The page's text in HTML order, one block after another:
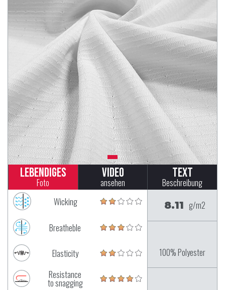
Lebendiges
Foto
Video
ansehen
Text
Beschreibung
Wicking
Breatheble
Elasticity
Resistance
to snagging
8.11 g/m2
100% Polyester